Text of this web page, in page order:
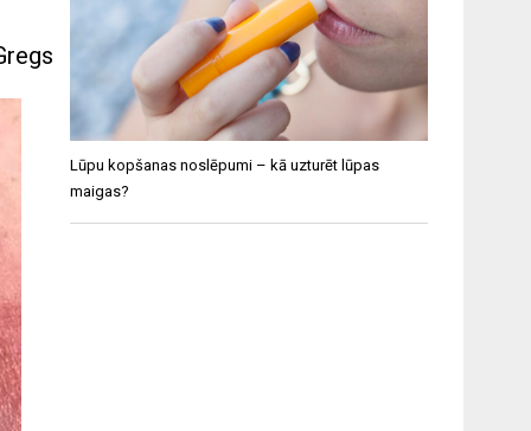
Lūpu kopšanas noslēpumi – kā uzturēt lūpas
maigas?